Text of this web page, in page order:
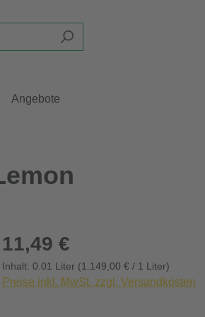
Angebote
Regulärer Preis:
11,49 €
Inhalt: 0.01 Liter (1.149,00 € / 1 Liter)
Preise inkl. MwSt. zzgl. Versandkosten